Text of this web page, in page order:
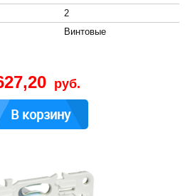
2
Винтовые
руб.
В корзину